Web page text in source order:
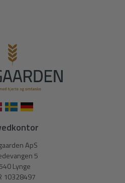
ApS
5
Lynge
10328497